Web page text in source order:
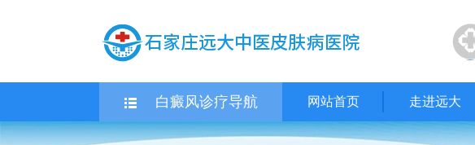
白癜风诊疗导航 网站首页 走进远大